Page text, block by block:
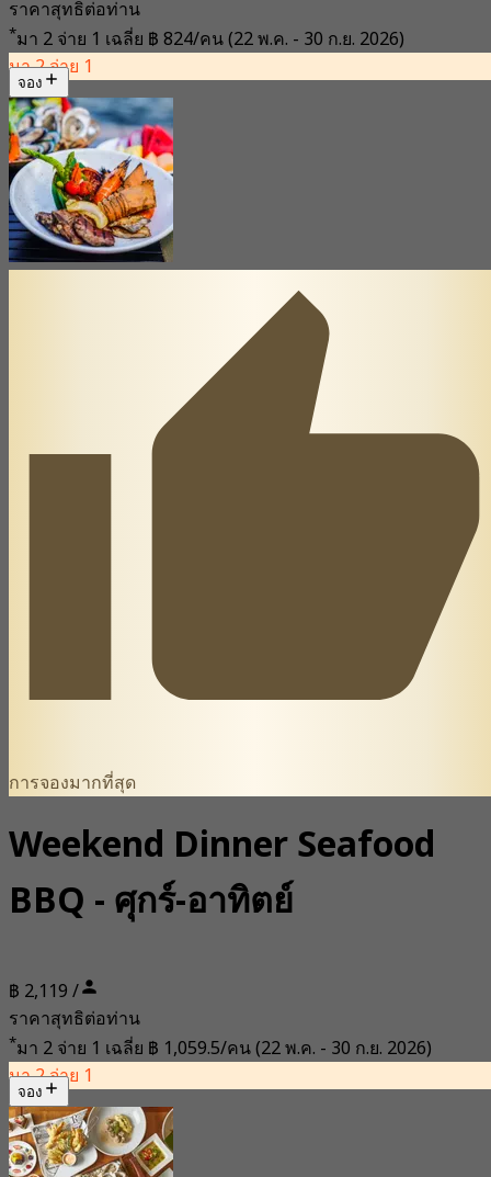
ราคาสุทธิต่อท่าน
*มา 2 จ่าย 1 เฉลี่ย ฿ 824/คน(22 พ.ค. - 30 ก.ย. 2026)
มา 2 จ่าย 1
จอง
การจองมากที่สุด
Weekend Dinner Seafood
BBQ - ศุกร์-อาทิตย์
฿ 2,119 /
ราคาสุทธิต่อท่าน
*มา 2 จ่าย 1 เฉลี่ย ฿ 1,059.5/คน(22 พ.ค. - 30 ก.ย. 2026)
มา 2 จ่าย 1
จอง